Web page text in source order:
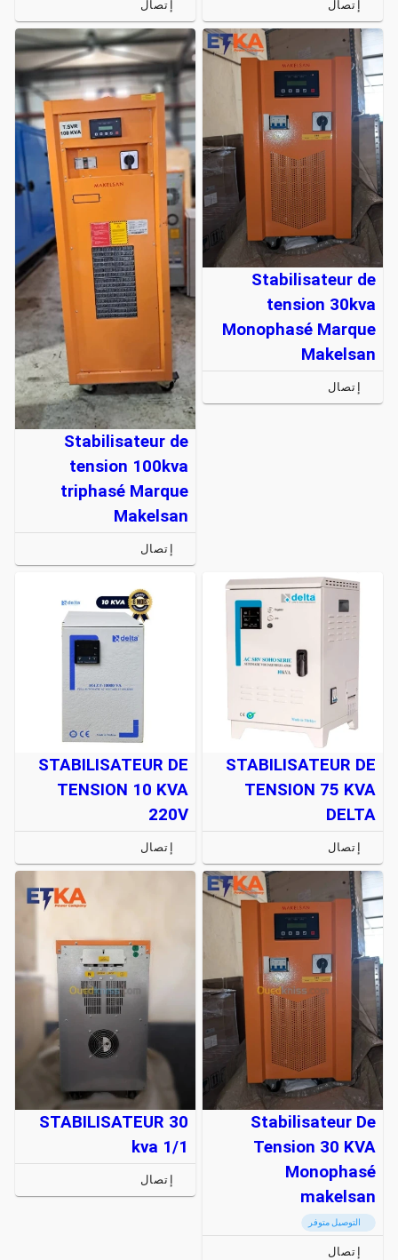
إتصال إتصال
Stabilisateur de
tension 30kva
Monophasé Marque
Makelsan
إتصال
Stabilisateur de
tension 100kva
triphasé Marque
Makelsan
إتصال
STABILISATEUR DE
TENSION 75 KVA
DELTA
إتصال
STABILISATEUR DE
TENSION 10 KVA
220V
إتصال
Stabilisateur De
Tension 30 KVA
Monophasé
makelsan
التوصيل متوفر
إتصال
STABILISATEUR 30
kva 1/1
إتصال